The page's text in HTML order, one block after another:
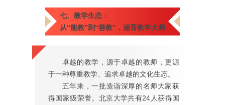
七、教学生态：
从“能教”到“善教”，涵育教学大师
卓越的教学，源于卓越的教师，更源
于一种尊重教学、追求卓越的文化生态。
五年来，一批造诣深厚的名师大家获
得国家级荣誉。北京大学共有24人获得国